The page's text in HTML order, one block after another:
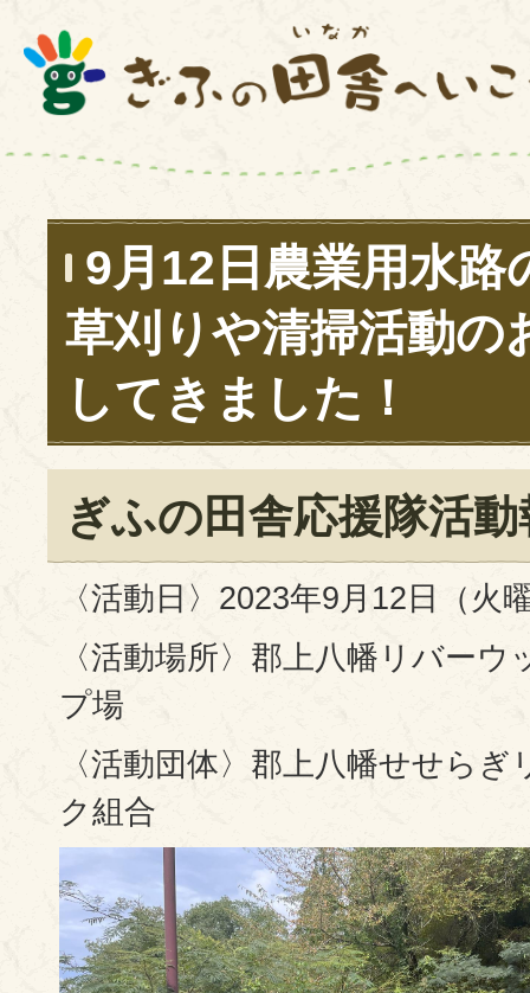
9月12日農業用水路
草刈りや清掃活動の
してきました！
ぎふの田舎応援隊活動
〈活動日〉2023年9月12日（火
〈活動場所〉郡上八幡リバー
プ場
〈活動団体〉郡上八幡せせら
ク組合